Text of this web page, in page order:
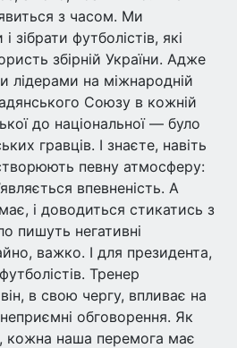
з часом. Ми
зібрати футболістів, які
збірній України. Адже
лідерами на міжнародній
Союзу в кожній
до національної — було
гравців. І знаєте, навіть
певну атмосферу:
впевненість. А
і доводиться стикатись з
пишуть негативні
важко. І для президента,
Тренер
в свою чергу, впливає на
обговорення. Як
кожна наша перемога має